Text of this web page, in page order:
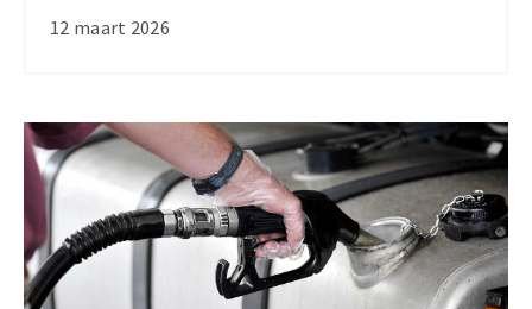
12 maart 2026
zetten
druk